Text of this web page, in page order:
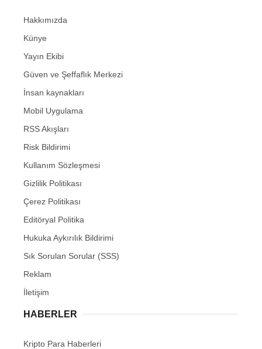
Hakkımızda
Künye
Yayın Ekibi
Güven ve Şeffaflık Merkezi
İnsan kaynakları
Mobil Uygulama
RSS Akışları
Risk Bildirimi
Kullanım Sözleşmesi
Gizlilik Politikası
Çerez Politikası
Editöryal Politika
Hukuka Aykırılık Bildirimi
Sık Sorulan Sorular (SSS)
Reklam
İletişim
HABERLER
Kripto Para Haberleri